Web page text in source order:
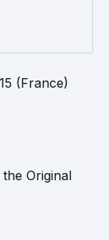
(France)
Original